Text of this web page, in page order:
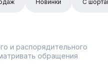
Новинки С
и распорядительного
обращения